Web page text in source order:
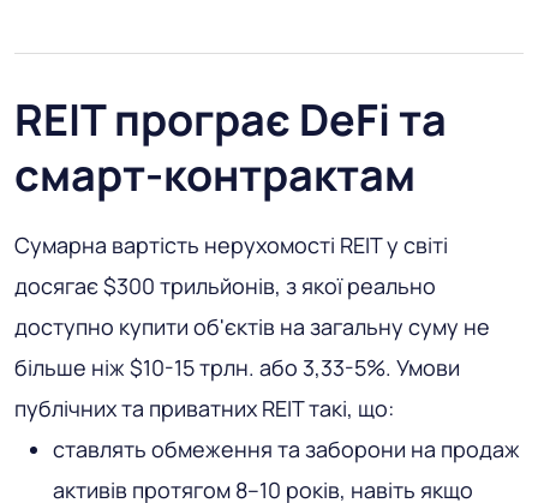
REIT програє DeFi та
смарт-контрактам
Сумарна вартість нерухомості REIT у світі
досягає $300 трильйонів, з якої реально
доступно купити об'єктів на загальну суму не
більше ніж $10-15 трлн. або 3,33-5%. Умови
публічних та приватних REIT такі, що:
ставлять обмеження та заборони на продаж
активів протягом 8–10 років, навіть якщо